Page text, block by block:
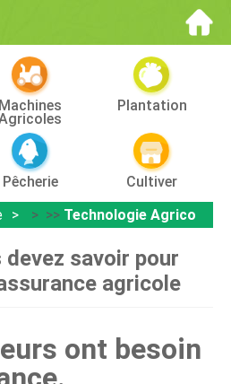
Machines Plantation
Pêcherie
Cultiver
> >> Technologie Agricole
devez savoir pour
agricole
ont besoin